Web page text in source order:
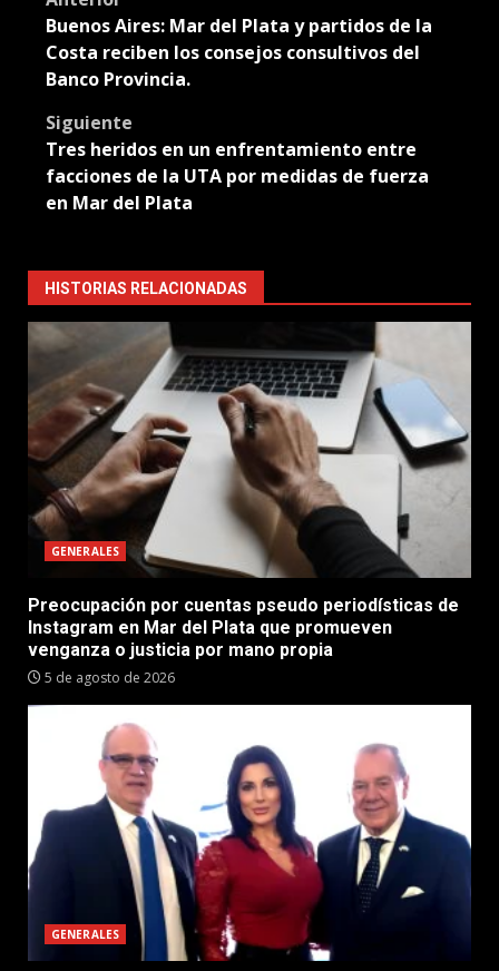
navigation
Buenos Aires: Mar del Plata y partidos de la
Costa reciben los consejos consultivos del
Banco Provincia.
Siguiente
Tres heridos en un enfrentamiento entre
facciones de la UTA por medidas de fuerza
en Mar del Plata
HISTORIAS RELACIONADAS
GENERALES
Preocupación por cuentas pseudo periodísticas de
Instagram en Mar del Plata que promueven
venganza o justicia por mano propia
5 de agosto de 2026
GENERALES